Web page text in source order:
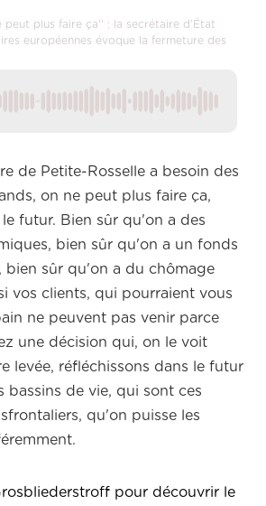
peut plus faire ça'' : la secrétaire d’État
européennes évoque la fermeture des
de Petite-Rosselle a besoin des
on ne peut plus faire ça,
le futur. Bien sûr qu'on a des
bien sûr qu'on a un fonds
bien sûr qu'on a du chômage
vos clients, qui pourraient vous
ne peuvent pas venir parce
une décision qui, on le voit
levée, réfléchissons dans le futur
bassins de vie, qui sont ces
qu'on puisse les
pour découvrir le